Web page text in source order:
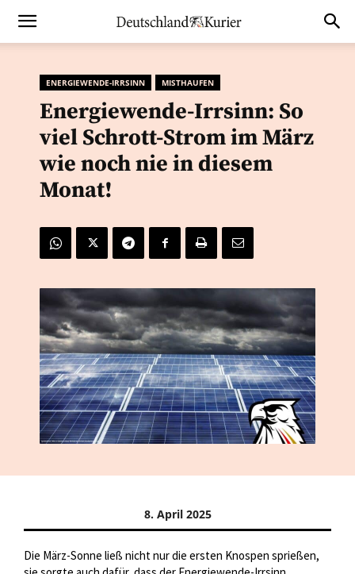
ENERGIEWENDE-IRRSINN MISTHAUFEN
Energiewende-Irrsinn: So
viel Schrott-Strom im März
wie noch nie in diesem
Monat!
8. April 2025
Die März-Sonne ließ nicht nur die ersten Knospen sprießen,